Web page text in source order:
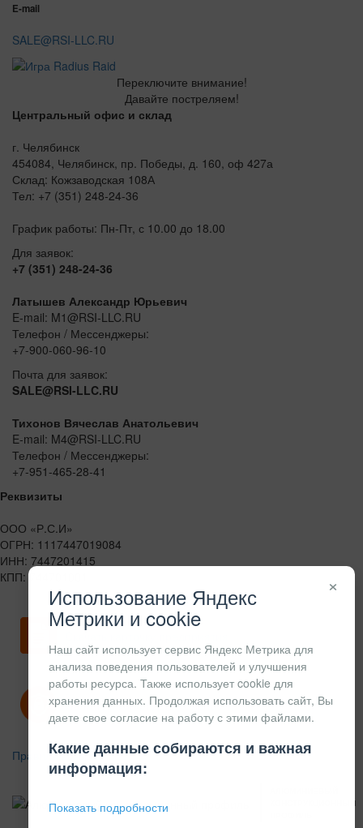
E-mail
SALE@RSI-LLC.RU
Переключите внимание!
Давайте постреляем!
Центральный офис и склад
г. Челябинск
454084, Челябинск, пр. Победы, д. 160, оф 427а
Склад: Кожзаводская 108А
Тел: +7 (351) 248-24-36
График работы: Пн-Пт, с 10.00 до 18.00
Для заявок:
+7 (351) 248-24-36
Латышев Александр Юрьевич
E-mail: M1@RSI-LLC.RU
Телефон / Мессенджеры:
+7-900-060-96-10
Почта для заявок:
SALE@RSI-LLC.RU
Тихонов Вячеслав Анатольевич
E-mail: M4@RSI-LLC.RU
Телефон / Мессенджеры:
+7-951-465-28-41
Реквизиты
ООО «Р.С.И»
ОГРН: 1117447019084
ИНН: 7447201415
КПП: 744701001
Скачать карточку предприятия
Политика конфиденциальности
Правила возврата
КОНСТРУКЦИОННЫЙ
×
Использование Яндекс
Метрики и cookie
Наш сайт использует сервис Яндекс Метрика для
анализа поведения пользователей и улучшения
работы ресурса. Также использует cookie для
хранения данных. Продолжая использовать сайт, Вы
даете свое согласие на работу с этими файлами.
Какие данные собираются и важная
информация:
Показать подробности